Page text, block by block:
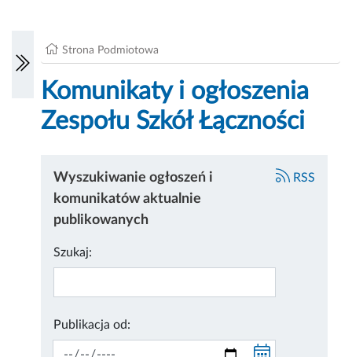
Strona Podmiotowa
Komunikaty i ogłoszenia
Zespołu Szkół Łączności
RSS
Wyszukiwanie ogłoszeń i
komunikatów aktualnie
publikowanych
Szukaj:
Publikacja od: